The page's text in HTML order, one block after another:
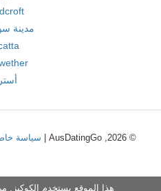
مدينة
© 2026, AusDatingGo | سياسة
هذا الموقع يستخدم الكوكيز.